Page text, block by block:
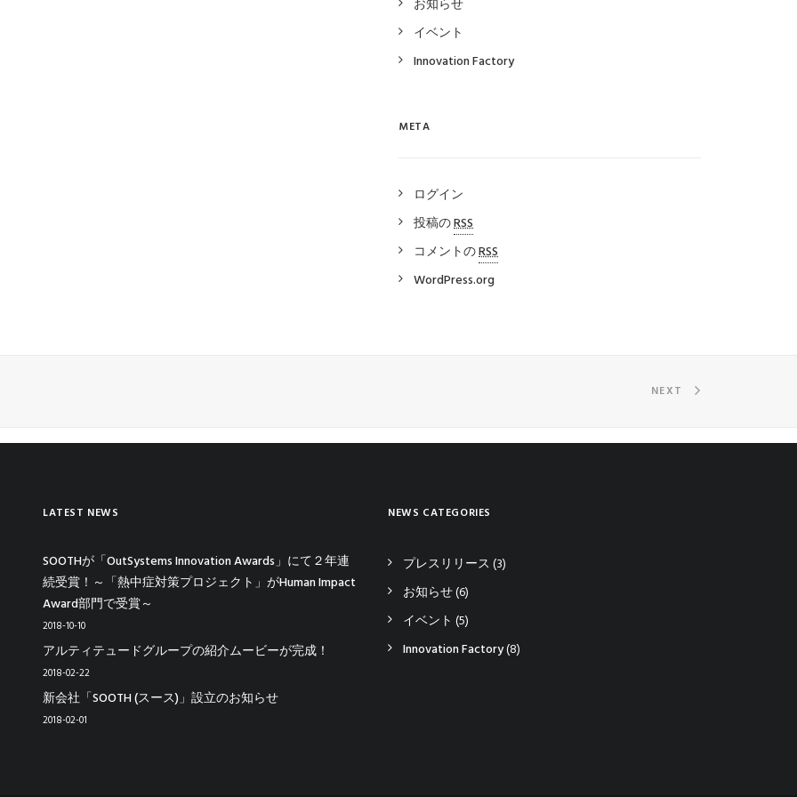
お知らせ
イベント
Innovation Factory
META
ログイン
投稿のRSS
コメントのRSS
WordPress.org
NEXT
LATEST NEWS
SOOTHが「OutSystems Innovation Awards」にて２年連
続受賞！～「熱中症対策プロジェクト」がHuman Impact
Award部門で受賞～
2018-10-10
アルティテュードグループの紹介ムービーが完成！
2018-02-22
新会社「SOOTH (スース)」設立のお知らせ
2018-02-01
NEWS CATEGORIES
プレスリリース (3)
お知らせ(6)
イベント (5)
Innovation Factory(8)